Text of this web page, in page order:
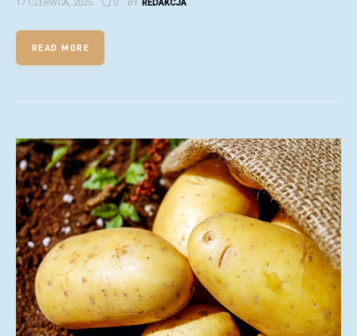
17 CZERWCA, 2025 0 BY REDAKCJA
READ MORE